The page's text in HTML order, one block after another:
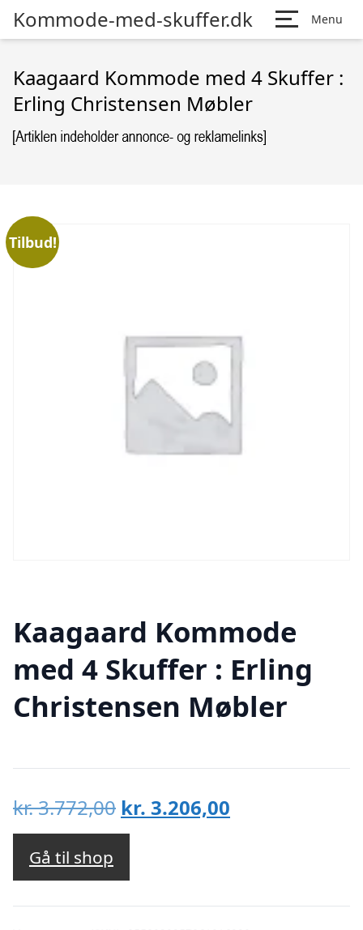
Kommode-med-skuffer.dk Menu
Kaagaard Kommode med 4 Skuffer :
Erling Christensen Møbler
Tilbud!
Kaagaard Kommode
med 4 Skuffer : Erling
Christensen Møbler
kr.3.772,00 Den
oprindelige
var:
kr. 3.772,00.
kr. 3.206,00
kr. 3.206,00.
Gå til shop